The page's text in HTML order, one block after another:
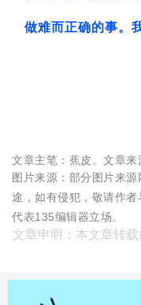
做难而正确的事。
文章主笔：蕉皮。文章来
图片来源：部分图片来
途，如有侵犯，敬请作
代表135编辑器立场。
文章申明：本文章转